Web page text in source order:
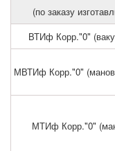
(по заказу
ВТИф Корр."0"
МВТИф Корр."0"
МТИф Корр."0"